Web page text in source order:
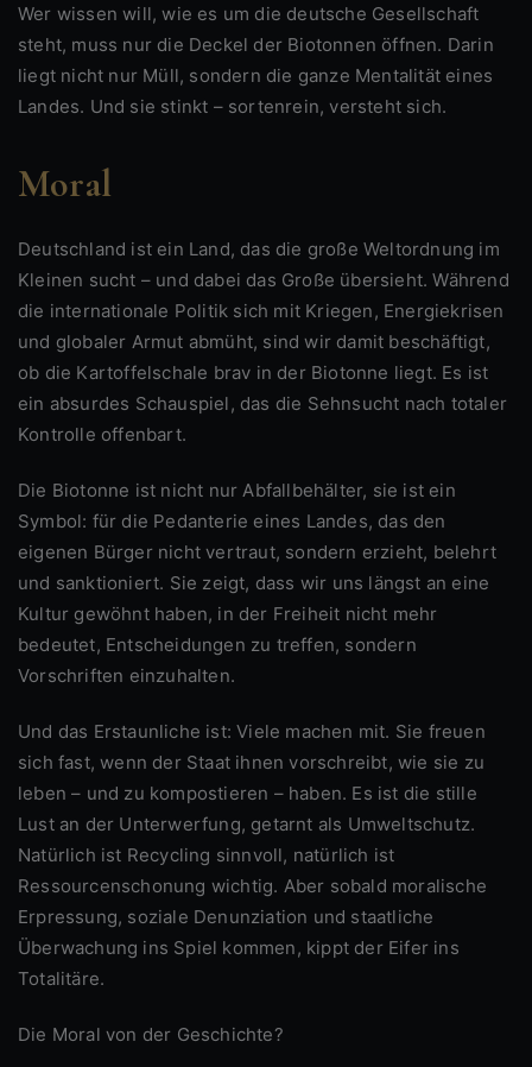
Wer wissen will, wie es um die deutsche Gesellschaft
steht, muss nur die Deckel der Biotonnen öffnen. Darin
liegt nicht nur Müll, sondern die ganze Mentalität eines
Landes. Und sie stinkt – sortenrein, versteht sich.
Moral
Deutschland ist ein Land, das die große Weltordnung im
Kleinen sucht – und dabei das Große übersieht. Während
die internationale Politik sich mit Kriegen, Energiekrisen
und globaler Armut abmüht, sind wir damit beschäftigt,
ob die Kartoffelschale brav in der Biotonne liegt. Es ist
ein absurdes Schauspiel, das die Sehnsucht nach totaler
Kontrolle offenbart.
Die Biotonne ist nicht nur Abfallbehälter, sie ist ein
Symbol: für die Pedanterie eines Landes, das den
eigenen Bürger nicht vertraut, sondern erzieht, belehrt
und sanktioniert. Sie zeigt, dass wir uns längst an eine
Kultur gewöhnt haben, in der Freiheit nicht mehr
bedeutet, Entscheidungen zu treffen, sondern
Vorschriften einzuhalten.
Und das Erstaunliche ist: Viele machen mit. Sie freuen
sich fast, wenn der Staat ihnen vorschreibt, wie sie zu
leben – und zu kompostieren – haben. Es ist die stille
Lust an der Unterwerfung, getarnt als Umweltschutz.
Natürlich ist Recycling sinnvoll, natürlich ist
Ressourcenschonung wichtig. Aber sobald moralische
Erpressung, soziale Denunziation und staatliche
Überwachung ins Spiel kommen, kippt der Eifer ins
Totalitäre.
Die Moral von der Geschichte?